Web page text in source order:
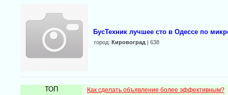
БусТехник лучшее сто в Одессе по
город: Кировоград | 638
ТОП Как сделать объявление более эффективным?